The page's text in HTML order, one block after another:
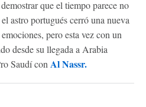
que el tiempo parece no
astro portugués cerró una nueva
pero esta vez con un
desde su llegada a Arabia
Saudí con Al Nassr.